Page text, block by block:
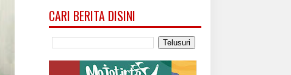
CARI BERITA DISINI